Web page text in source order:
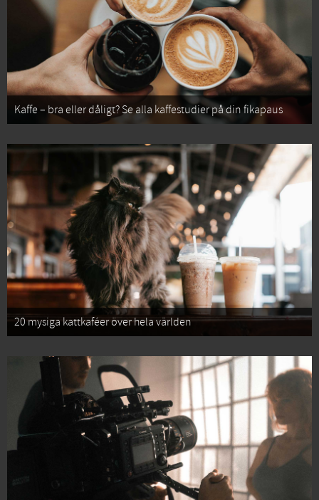
Kaffe – bra eller dåligt? Se alla kaffestudier på din fikapaus
20 mysiga kattkaféer över hela världen